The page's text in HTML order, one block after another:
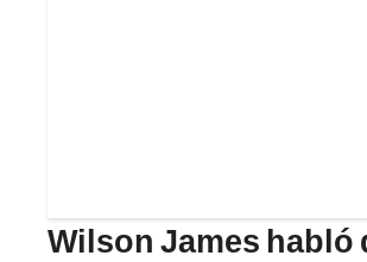
Wilson James habló